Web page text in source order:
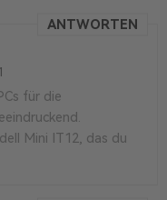
ANTWORTEN
für die
Mini IT12, das du